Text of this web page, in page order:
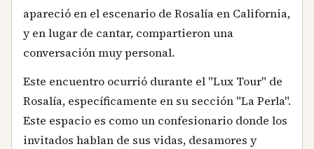
apareció en el escenario de Rosalía en California,
y en lugar de cantar, compartieron una
conversación muy personal.
Este encuentro ocurrió durante el "Lux Tour" de
Rosalía, específicamente en su sección "La Perla".
Este espacio es como un confesionario donde los
invitados hablan de sus vidas, desamores y